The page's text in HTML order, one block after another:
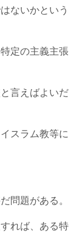
ないかという
定の主義主張
言えばよいだ
スラム教等に
問題がある。
れば、ある特